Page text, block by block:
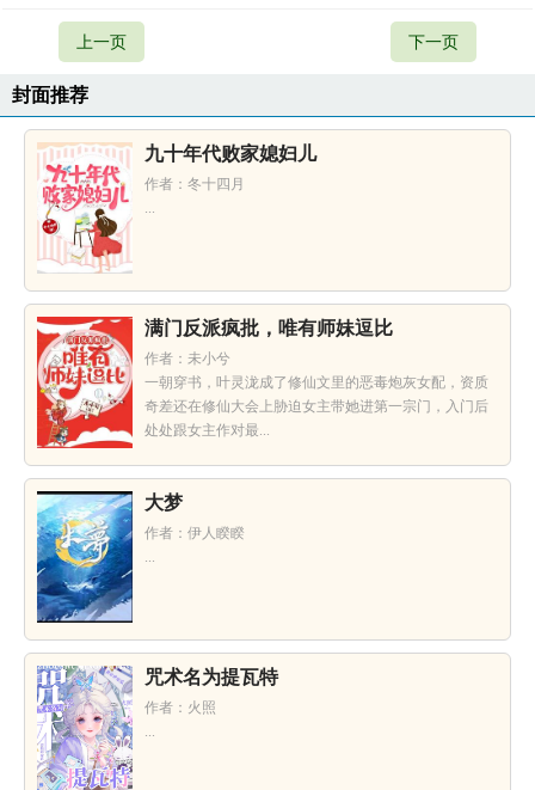
上一页 下一页
封面推荐
九十年代败家媳妇儿
作者：冬十四月
...
满门反派疯批，唯有师妹逗比
作者：未小兮
一朝穿书，叶灵泷成了修仙文里的恶毒炮灰女配，资质
奇差还在修仙大会上胁迫女主带她进第一宗门，入门后
处处跟女主作对最...
大梦
作者：伊人睽睽
...
咒术名为提瓦特
作者：火照
...